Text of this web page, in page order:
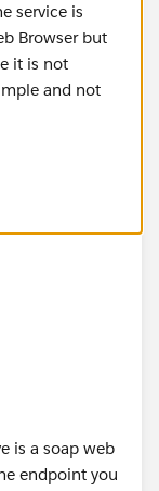
service is
Browser but
it is not
and not
is a soap web
endpoint you